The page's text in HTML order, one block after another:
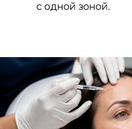
с одной зоной.